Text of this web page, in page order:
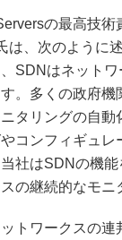
の最高技
は、次のように
SDNはネット
。多くの政府
タリングの自
コンフィギュ
社はSDNの機
の継続的なモ
トワークスの